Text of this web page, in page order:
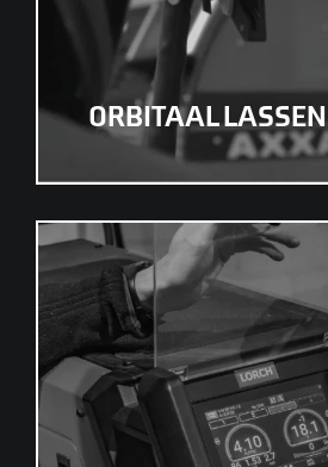
ORBITAAL LASSEN